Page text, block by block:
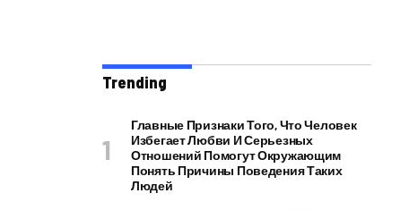
Trending
Главные Признаки Того, Что Человек
Избегает Любви И Серьезных
Отношений Помогут Окружающим
Понять Причины Поведения Таких
Людей